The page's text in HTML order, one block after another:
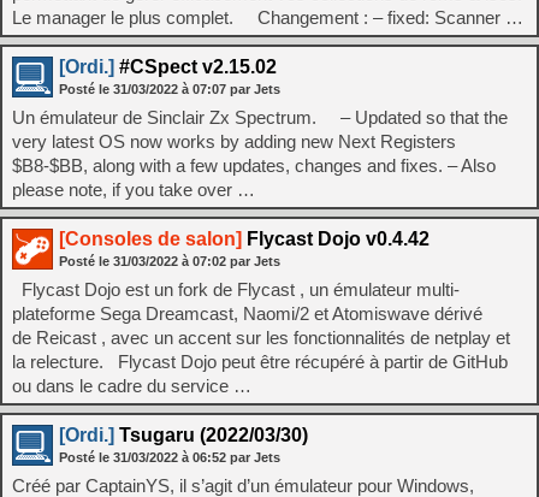
Le manager le plus complet. Changement : – fixed: Scanner …
[Ordi.] #CSpect v2.15.02
Posté le 31/03/2022 à 07:07 par Jets
Un émulateur de Sinclair Zx Spectrum. – Updated so that the
very latest OS now works by adding new Next Registers
$B8-$BB, along with a few updates, changes and fixes. – Also
please note, if you take over …
[Consoles de salon] Flycast Dojo v0.4.42
Posté le 31/03/2022 à 07:02 par Jets
Flycast Dojo est un fork de Flycast , un émulateur multi-
plateforme Sega Dreamcast, Naomi/2 et Atomiswave dérivé
de Reicast , avec un accent sur les fonctionnalités de netplay et
la relecture. Flycast Dojo peut être récupéré à partir de GitHub
ou dans le cadre du service …
[Ordi.] Tsugaru (2022/03/30)
Posté le 31/03/2022 à 06:52 par Jets
Créé par CaptainYS, il s’agit d’un émulateur pour Windows,